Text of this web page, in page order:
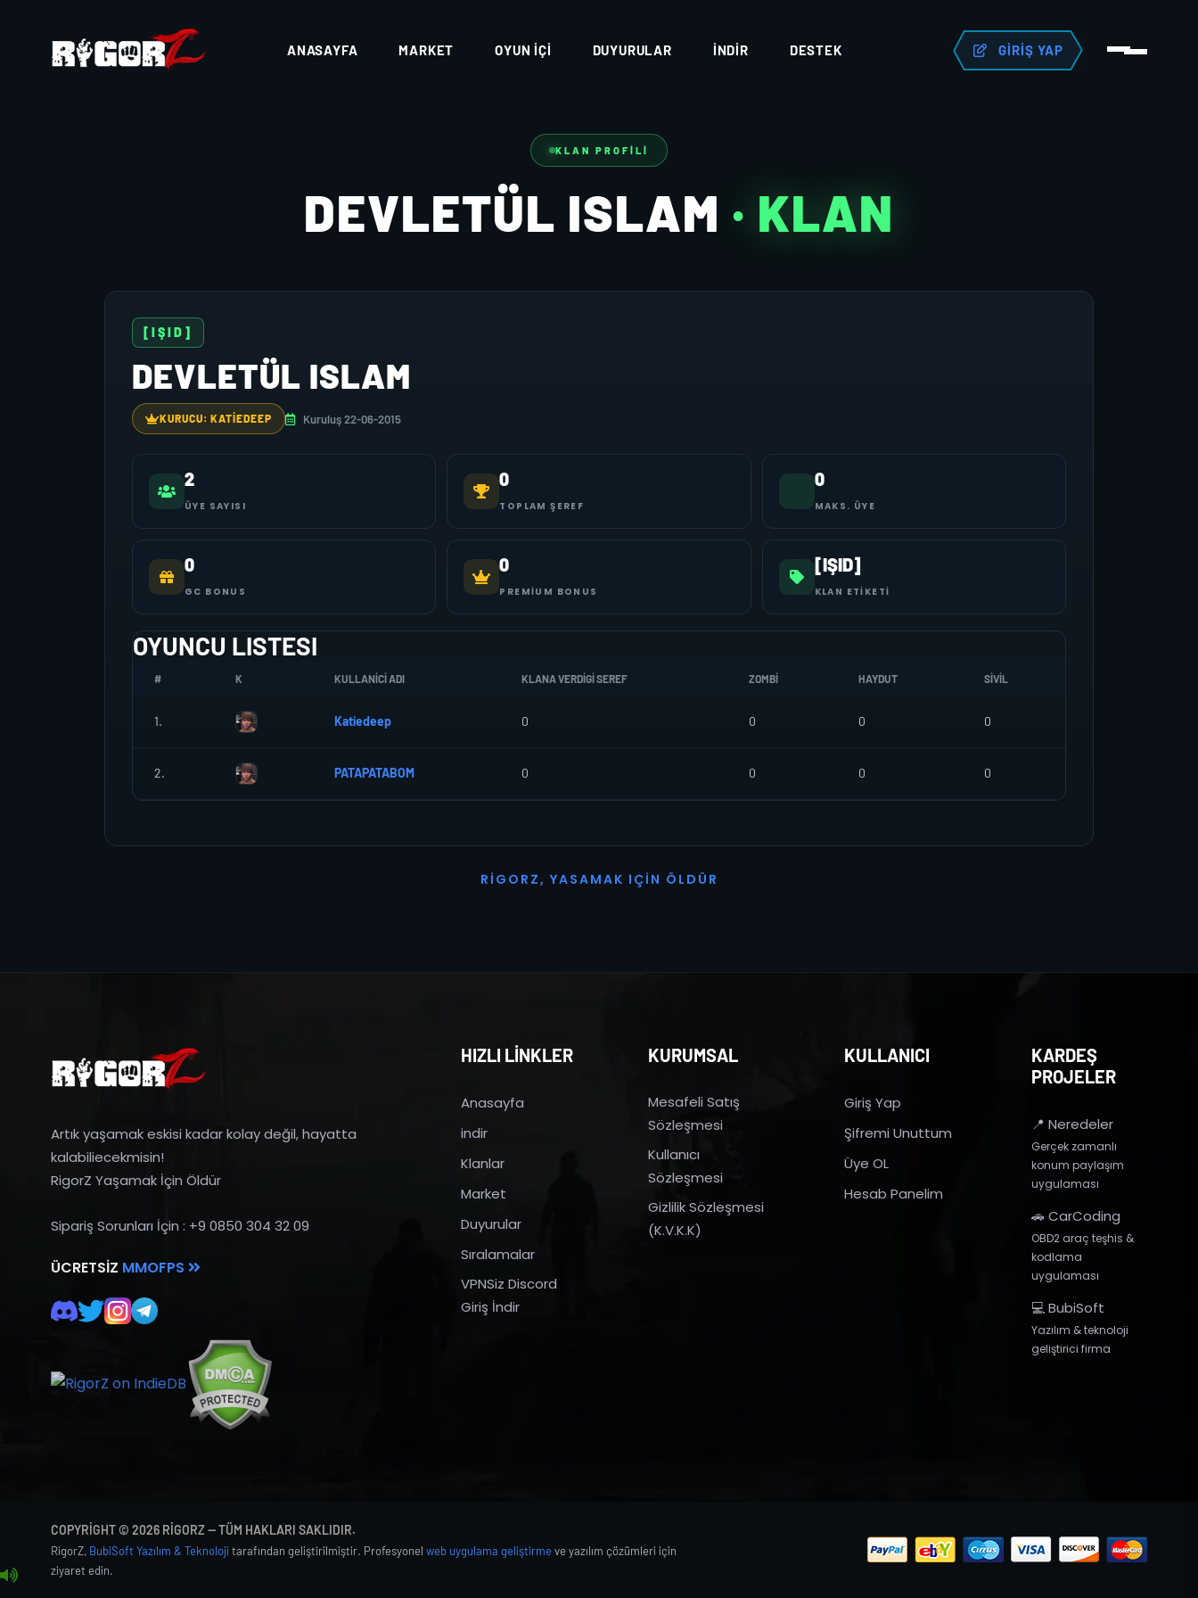
ANASAYFA MARKET OYUN İÇI DUYURULAR İNDIR DESTEK GIRIŞ YAP
KLAN PROFILI
DEVLETÜL ISLAM · KLAN
[IŞID]
DEVLETÜL ISLAM
KURUCU: KATIEDEEP Kuruluş 22-06-2015
2
ÜYE SAYISI
0
TOPLAM ŞEREF
0
MAKS. ÜYE
0
GC BONUS
0
PREMIUM BONUS
[IŞID]
KLAN ETIKETI
OYUNCU LISTESI
# K KULLANICI ADI KLANA VERDIGI SEREF ZOMBI HAYDUT SIVIL
1. Katiedeep 0 0 0 0
2. PATAPATABOM 0 0 0 0
R I G O R Z, YASAMAK I ÇI N Ö L D Ü R
Artık yaşamak eskisi kadar kolay değil, hayatta
kalabiliecekmisin!
RigorZ Yaşamak İçin Öldür
Sipariş Sorunları İçin : +9 0850 304 32 09
ÜCRETSIZ MMOFPS
HIZLI LİNKLER
Anasayfa
indir
Klanlar
Market
Duyurular
Sıralamalar
VPNSiz Discord
Giriş İndir
KURUMSAL
Mesafeli Satış
Sözleşmesi
Kullanıcı
Sözleşmesi
Gizlilik Sözleşmesi
(K.V.K.K)
KULLANICI
Giriş Yap
Şifremi Unuttum
Üye OL
Hesab Panelim
KARDEŞ
PROJELER
📍 Neredeler
Gerçek zamanlı
konum paylaşım
uygulaması
🚗 CarCoding
OBD2 araç teşhis &
kodlama
uygulaması
💻 BubiSoft
Yazılım & teknoloji
geliştirici firma
COPYRIGHT © 2026 RIGORZ — TÜM HAKLARI SAKLIDIR.
RigorZ, BubiSoft Yazılım & Teknoloji tarafından geliştirilmiştir. Profesyonel web uygulama geliştirmeve yazılım çözümleri için
ziyaret edin.